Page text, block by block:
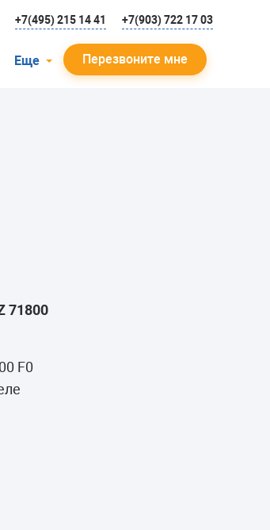
+7(495) 215 14 41 +7(903) 722 17 03
Еще Перезвоните мне
71800
F0